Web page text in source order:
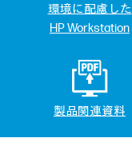
環境に配慮した
HP Workstation
製品関連資料